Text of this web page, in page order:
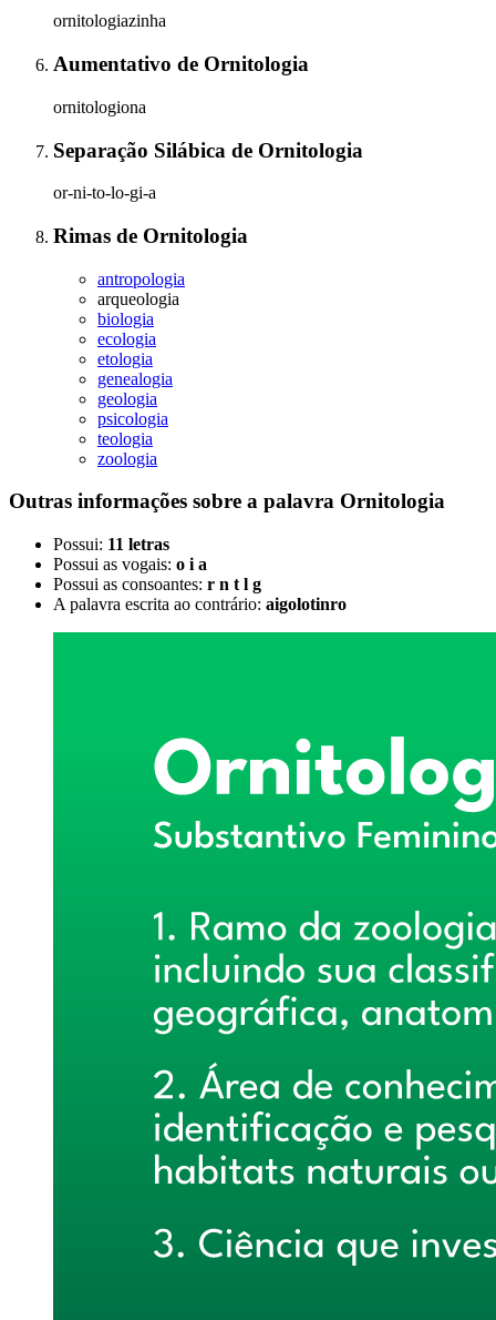
ornitologiazinha
Aumentativo de Ornitologia
ornitologiona
Separação Silábica de Ornitologia
or-ni-to-lo-gi-a
Rimas de Ornitologia
antropologia
arqueologia
biologia
ecologia
etologia
genealogia
geologia
psicologia
teologia
zoologia
Outras informações sobre a palavra Ornitologia
Possui: 11 letras
Possui as vogais: o i a
Possui as consoantes: r n t l g
A palavra escrita ao contrário: aigolotinro